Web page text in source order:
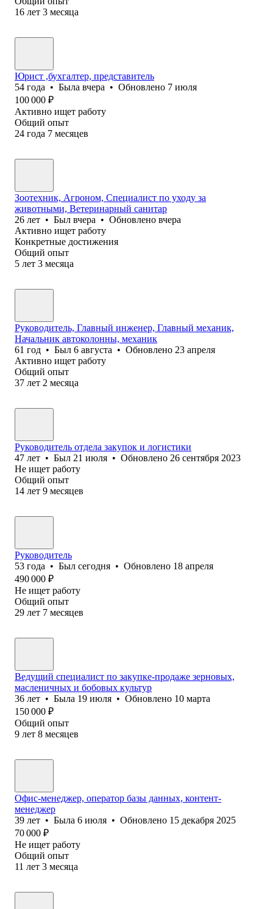
16 лет 3 месяца
Юрист ,бухгалтер, представитель
54 года • Была вчера • Обновлено 7 июля
100 000 ₽
Активно ищет работу
Общий опыт
24 года 7 месяцев
Зоотехник, Агроном, Специалист по уходу за
животными, Ветеринарный санитар
26 лет • Был вчера • Обновлено вчера
Активно ищет работу
Конкретные достижения
Общий опыт
5 лет 3 месяца
Руководитель, Главный инженер, Главный механик,
Начальник автоколонны, механик
61 год • Был 6 августа • Обновлено 23 апреля
Активно ищет работу
Общий опыт
37 лет 2 месяца
Руководитель отдела закупок и логистики
47 лет • Был 21 июля • Обновлено 26 сентября 2023
Не ищет работу
Общий опыт
14 лет 9 месяцев
Руководитель
53 года • Был сегодня • Обновлено 18 апреля
490 000 ₽
Не ищет работу
Общий опыт
29 лет 7 месяцев
Ведущий специалист по закупке-продаже зерновых,
масленичных и бобовых культур
36 лет • Была 19 июля • Обновлено 10 марта
150 000 ₽
Общий опыт
9 лет 8 месяцев
Офис-менеджер, оператор базы данных, контент-
менеджер
39 лет • Была 6 июля • Обновлено 15 декабря 2025
70 000 ₽
Не ищет работу
Общий опыт
11 лет 3 месяца